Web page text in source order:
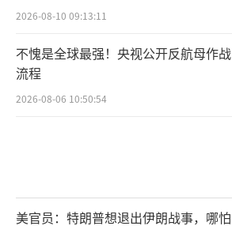
2026-08-10 09:13:11
不愧是全球最强！央视公开反航母作战
流程
2026-08-06 10:50:54
美官员：特朗普想退出伊朗战事，哪怕